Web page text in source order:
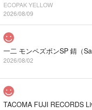
ECOPAK YELLOW
2026/08/09
2026/08/02